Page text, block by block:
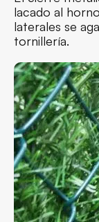
lacado al
laterales se
tornillería.